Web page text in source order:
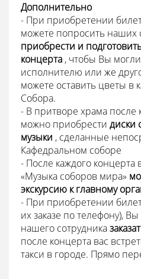
Дополнительно
- При приобретении
можете попросить наших
приобрести и
концерта , чтобы Вы
исполнителю или же
можете оставить цветы в
Собора.
- В притворе храма после
можно приобрести диски
музыки , сделанные
Кафедральном соборе
- После каждого концерта
«Музыка соборов мира»
экскурсию к главному
- При приобретении
их заказе по телефону),
нашего сотрудника
после концерта вас
такси в городе. Прямо